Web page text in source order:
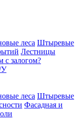
леса Штыревые
Лестницы
с залогом?
У
леса Штыревые
Фасадная и